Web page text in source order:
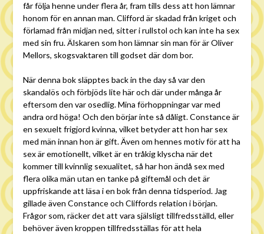
får följa henne under flera år, fram tills dess att hon lämnar
honom för en annan man. Clifford är skadad från kriget och
förlamad från midjan ned, sitter i rullstol och kan inte ha sex
med sin fru. Älskaren som hon lämnar sin man för är Oliver
Mellors, skogsvaktaren till godset där dom bor.
När denna bok släpptes back in the day så var den
skandalös och förbjöds lite här och där under många år
eftersom den var osedlig. Mina förhoppningar var med
andra ord höga! Och den börjar inte så dåligt. Constance är
en sexuelt frigjord kvinna, vilket betyder att hon har sex
med män innan hon är gift. Även om hennes motiv för att ha
sex är emotionellt, vilket är en tråkig klyscha när det
kommer till kvinnlig sexualitet, så har hon ändå sex med
flera olika män utan en tanke på giftemål och det är
uppfriskande att läsa i en bok från denna tidsperiod. Jag
gillade även Constance och Cliffords relation i början.
Frågor som, räcker det att vara själsligt tillfredsställd, eller
behöver även kroppen tillfredsställas för att hela